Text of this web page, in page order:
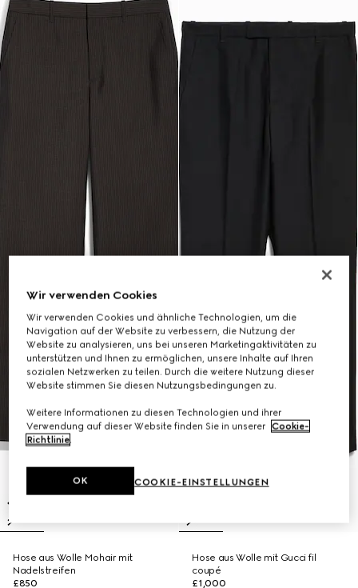
Hose aus Wolle Mohair mit
Nadelstreifen
£850
Hose aus Wolle mit Gucci fil
coupé
£1,000
Wir verwenden Cookies
Wir verwenden Cookies und ähnliche Technologien, um die
Navigation auf der Website zu verbessern, die Nutzung der
Website zu analysieren, uns bei unseren Marketingaktivitäten zu
unterstützen und Ihnen zu ermöglichen, unsere Inhalte auf Ihren
sozialen Netzwerken zu teilen. Durch die weitere Nutzung dieser
Website stimmen Sie diesen Nutzungsbedingungen zu.
Weitere Informationen zu diesen Technologien und ihrer
Verwendung auf dieser Website finden Sie in unserer Cookie-
Richtlinie.
COOKIE-EINSTELLUNGEN
OK